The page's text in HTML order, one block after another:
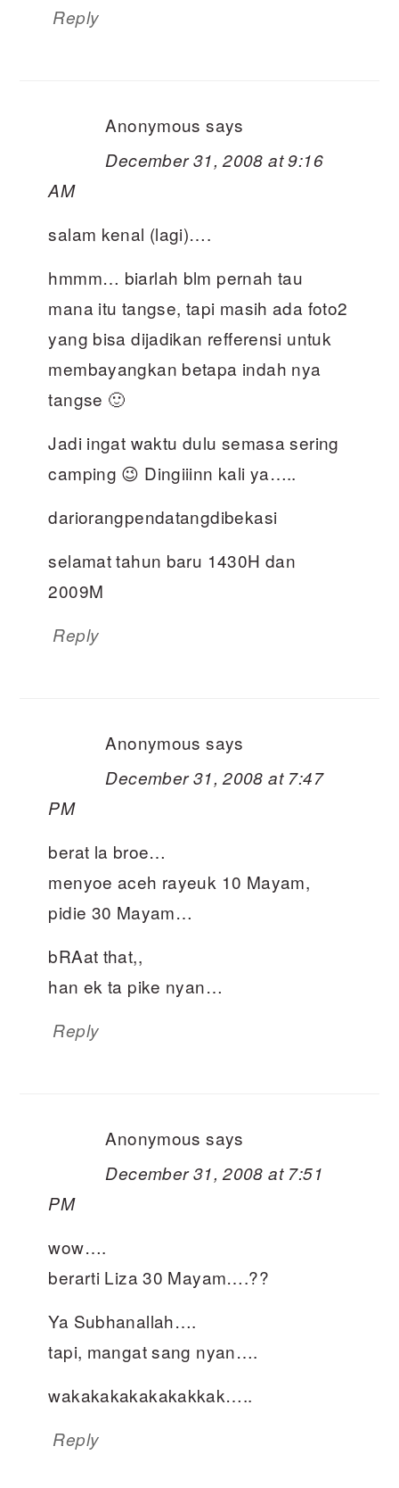
Reply
Anonymous says
December 31, 2008 at 9:16
AM
salam kenal (lagi)….
hmmm… biarlah blm pernah tau
mana itu tangse, tapi masih ada foto2
yang bisa dijadikan refferensi untuk
membayangkan betapa indah nya
tangse 🙂
Jadi ingat waktu dulu semasa sering
camping 😉 Dingiiinn kali ya…..
dariorangpendatangdibekasi
selamat tahun baru 1430H dan
2009M
Reply
Anonymous says
December 31, 2008 at 7:47
PM
berat la broe…
menyoe aceh rayeuk 10 Mayam,
pidie 30 Mayam…
bRAat that,,
han ek ta pike nyan…
Reply
Anonymous says
December 31, 2008 at 7:51
PM
wow….
berarti Liza 30 Mayam….??
Ya Subhanallah….
tapi, mangat sang nyan….
wakakakakakakakkak…..
Reply